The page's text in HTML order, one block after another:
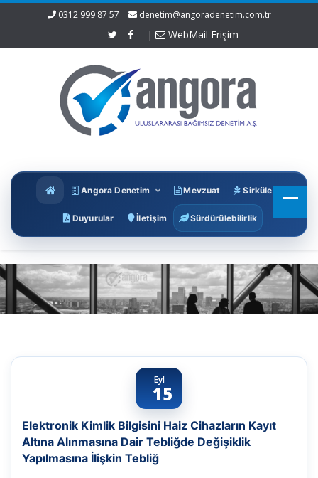
0312 999 87 57 denetim@angoradenetim.com.tr
| WebMail Erişim
Angora Denetim Mevzuat Sirküler
Duyurular İletişim Sürdürülebilirlik
Eyl
15
Elektronik Kimlik Bilgisini Haiz Cihazların Kayıt
Altına Alınmasına Dair Tebliğde Değişiklik
Yapılmasına İlişkin Tebliğ